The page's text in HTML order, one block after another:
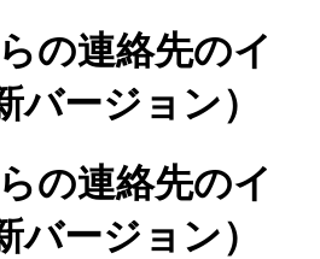
の連絡先のイ
バージョン）
の連絡先のイ
バージョン）